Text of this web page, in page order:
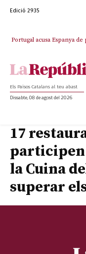
Edició 2935
Portugal acusa Espanya
El col·lapse de
Els Països Catalans al teu abast
Dissabte, 08 de agost del 2026
17
participen
la Cuina
superar